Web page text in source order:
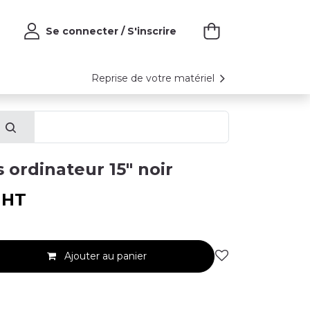
Se connecter / S'inscrire
Reprise de votre matériel
ordinateur 15" noir
HT
Ajouter au panier